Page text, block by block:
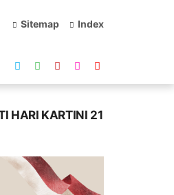
Sitemap Index
HARI KARTINI 21